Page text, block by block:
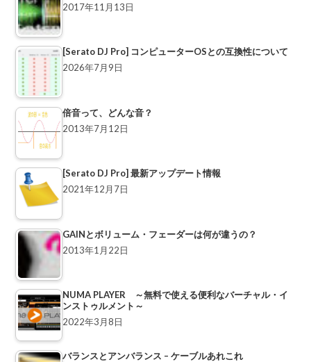
2017年11月13日
[Serato DJ Pro] コンピューターOSとの互換性について
2026年7月9日
倍音って、どんな音？
2013年7月12日
[Serato DJ Pro] 最新アップデート情報
2021年12月7日
GAINとボリューム・フェーダーは何が違うの？
2013年1月22日
NUMA PLAYER ～無料で使える便利なバーチャル・イ
ンストゥルメント～
2022年3月8日
バランスとアンバランス – ケーブルあれこれ